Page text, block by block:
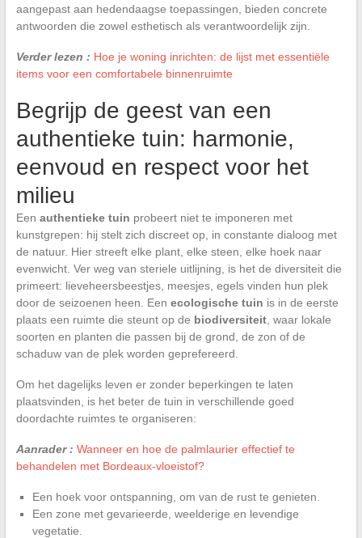
aangepast aan hedendaagse toepassingen, bieden concrete
antwoorden die zowel esthetisch als verantwoordelijk zijn.
Verder lezen : Hoe je woning inrichten: de lijst met essentiële
items voor een comfortabele binnenruimte
Begrijp de geest van een
authentieke tuin: harmonie,
eenvoud en respect voor het
milieu
Een authentieke tuin probeert niet te imponeren met
kunstgrepen: hij stelt zich discreet op, in constante dialoog met
de natuur. Hier streeft elke plant, elke steen, elke hoek naar
evenwicht. Ver weg van steriele uitlijning, is het de diversiteit die
primeert: lieveheersbeestjes, meesjes, egels vinden hun plek
door de seizoenen heen. Een ecologische tuin is in de eerste
plaats een ruimte die steunt op de biodiversiteit, waar lokale
soorten en planten die passen bij de grond, de zon of de
schaduw van de plek worden geprefereerd.
Om het dagelijks leven er zonder beperkingen te laten
plaatsvinden, is het beter de tuin in verschillende goed
doordachte ruimtes te organiseren:
Aanrader : Wanneer en hoe de palmlaurier effectief te
behandelen met Bordeaux-vloeistof?
Een hoek voor ontspanning, om van de rust te genieten.
Een zone met gevarieerde, weelderige en levendige
vegetatie.